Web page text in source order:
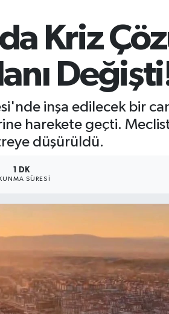
Kriz
inşa edilecek bir
harekete geçti.
düşürüldü.
1 DK
SÜRESI